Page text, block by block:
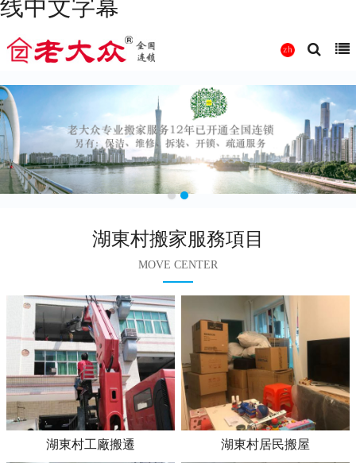
线中文字幕
湖東村搬家服務項目
MOVE CENTER
湖東村工廠搬遷 湖東村居民搬屋